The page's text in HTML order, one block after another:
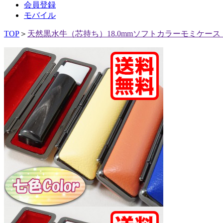
会員登録
モバイル
TOP ＞ 天然黒水牛（芯持ち）18.0mmソフトカラーモミケース